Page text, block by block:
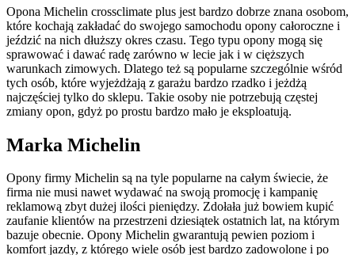
Opona Michelin crossclimate plus jest bardzo dobrze znana osobom,
które kochają zakładać do swojego samochodu opony całoroczne i
jeździć na nich dłuższy okres czasu. Tego typu opony mogą się
sprawować i dawać radę zarówno w lecie jak i w cięższych
warunkach zimowych. Dlatego też są popularne szczególnie wśród
tych osób, które wyjeżdżają z garażu bardzo rzadko i jeżdżą
najczęściej tylko do sklepu. Takie osoby nie potrzebują częstej
zmiany opon, gdyż po prostu bardzo mało je eksploatują.
Marka Michelin
Opony firmy Michelin są na tyle popularne na całym świecie, że
firma nie musi nawet wydawać na swoją promocję i kampanię
reklamową zbyt dużej ilości pieniędzy. Zdołała już bowiem kupić
zaufanie klientów na przestrzeni dziesiątek ostatnich lat, na którym
bazuje obecnie. Opony Michelin gwarantują pewien poziom i
komfort jazdy, z którego wiele osób jest bardzo zadowolone i po